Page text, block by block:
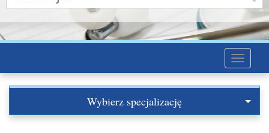
Toggle
Wybierz specjalizację